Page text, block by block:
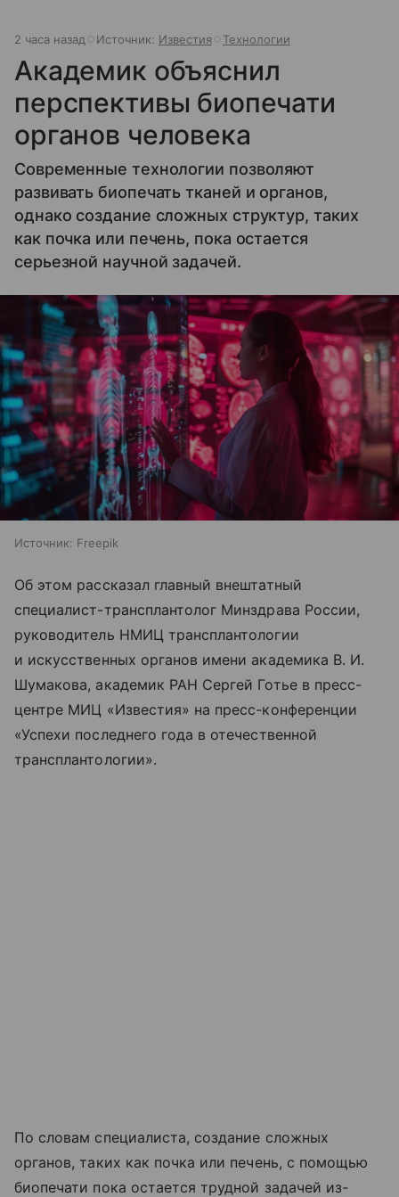
2 часа назад Источник: Известия Технологии
Академик объяснил
перспективы биопечати
органов человека
Современные технологии позволяют
развивать биопечать тканей и органов,
однако создание сложных структур, таких
как почка или печень, пока остается
серьезной научной задачей.
Источник: Freepik
Об этом рассказал главный внештатный
специалист-трансплантолог Минздрава России,
руководитель НМИЦ трансплантологии
и искусственных органов имени академика В. И.
Шумакова, академик РАН Сергей Готье в пресс-
центре МИЦ «Известия» на пресс-конференции
«Успехи последнего года в отечественной
трансплантологии».
По словам специалиста, создание сложных
органов, таких как почка или печень, с помощью
биопечати пока остается трудной задачей из-